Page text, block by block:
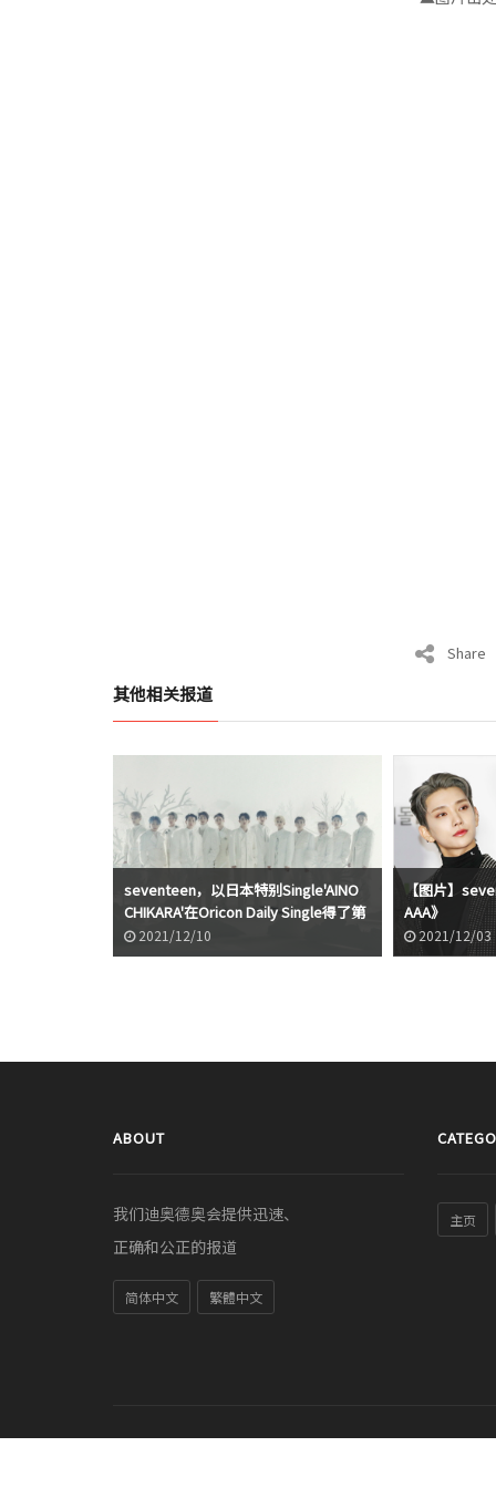
Share
其他相关报道
seventeen，以日本特别Single'AINO
CHIKARA'在Oricon Daily Single得了第
一名2021/12/10
【图片】
AAA》
2021/12/03
ABOUT
我们迪奥德奥会提供迅速、
正确和公正的报道
简体中文 繁體中文
主页